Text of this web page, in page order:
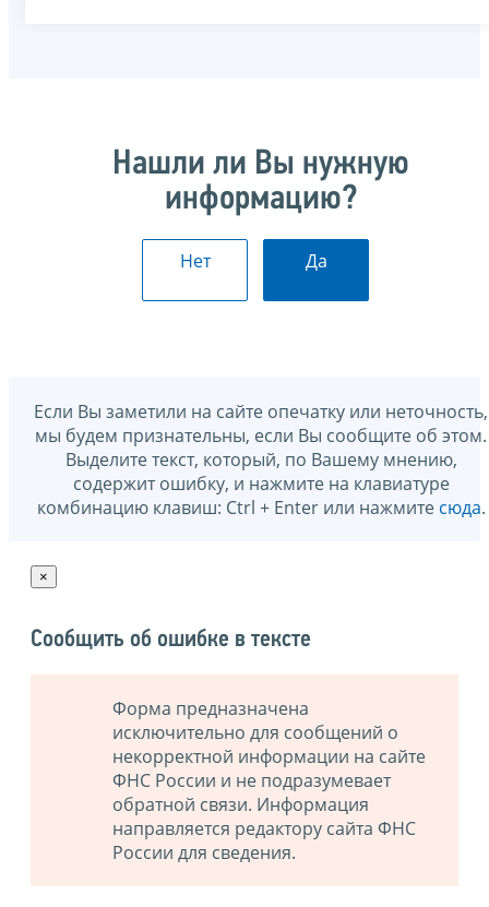
Нашли ли Вы нужную
информацию?
Нет Да
Если Вы заметили на сайте опечатку или неточность,
мы будем признательны, если Вы сообщите об этом.
Выделите текст, который, по Вашему мнению,
содержит ошибку, и нажмите на клавиатуре
комбинацию клавиш: Ctrl + Enter или нажмите сюда.
×
Сообщить об ошибке в тексте
Форма предназначена
исключительно для сообщений о
некорректной информации на сайте
ФНС России и не подразумевает
обратной связи. Информация
направляется редактору сайта ФНС
России для сведения.